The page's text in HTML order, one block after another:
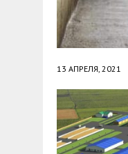
13 АПРЕЛЯ, 2021